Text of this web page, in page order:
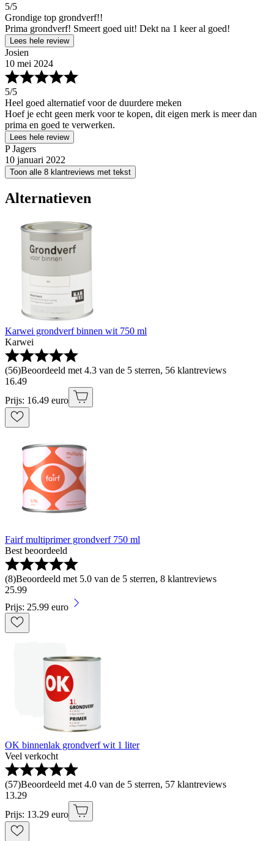
5/5
Grondige top grondverf!!
Prima grondverf! Smeert goed uit! Dekt na 1 keer al goed!
Lees hele review
Josien
10 mei 2024
5/5
Heel goed alternatief voor de duurdere meken
Hoef je echt geen merk voor te kopen, dit eigen merk is meer dan
prima en goed te verwerken.
Lees hele review
P Jagers
10 januari 2022
Toon alle 8 klantreviews met tekst
Alternatieven
Karwei grondverf binnen wit 750 ml
Karwei
(56)Beoordeeld met 4.3 van de 5 sterren, 56 klantreviews
16.49
Prijs: 16.49 euro
Fairf multiprimer grondverf 750 ml
Best beoordeeld
(8)Beoordeeld met 5.0 van de 5 sterren, 8 klantreviews
25.99
Prijs: 25.99 euro
OK binnenlak grondverf wit 1 liter
Veel verkocht
(57)Beoordeeld met 4.0 van de 5 sterren, 57 klantreviews
13.29
Prijs: 13.29 euro